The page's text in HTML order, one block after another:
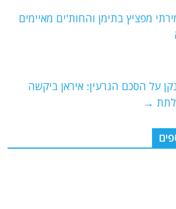
er
e
k
מפציץ בתימן והחות'ים מאיימים
על הסכם הגרעין: איראן ביקשה
לתת →